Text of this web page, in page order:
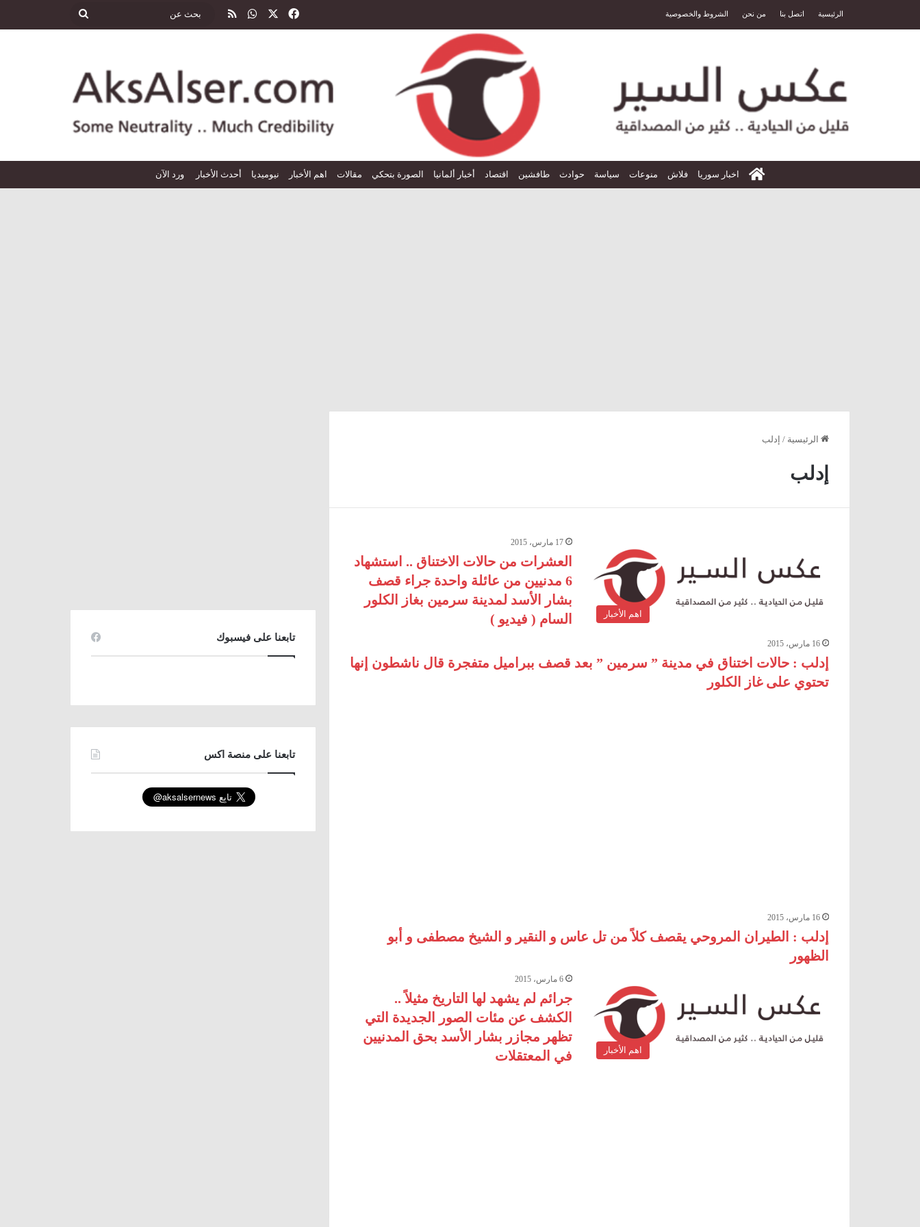
الرئيسية اتصل بنا من نحن الشروط والخصوصية فيسبوك واتسابملخص الموقع RSS بحث
الرئيسية
اخبار سوريا فلاش منوعات سياسة حوادث طافشين اقتصاد أخبار ألمانيا الصورة بتحكي مقالات اهم الأخبار نيوميديا أحدث الأخبار ورد الآن
الرئيسية / إدلب
إدلب
اهم الأخبار
17 مارس، 2015
العشرات من حالات الاختناق .. استشهاد
6 مدنيين من عائلة واحدة جراء قصف
بشار الأسد لمدينة سرمين بغاز الكلور
السام ( فيديو )
16 مارس، 2015
إدلب : حالات اختناق في مدينة ” سرمين ” بعد قصف ببراميل متفجرة قال ناشطون إنها
تحتوي على غاز الكلور
16 مارس، 2015
إدلب : الطيران المروحي يقصف كلاً من تل عاس و النقير و الشيخ مصطفى و أبو
الظهور
اهم الأخبار
6 مارس، 2015
جرائم لم يشهد لها التاريخ مثيلاً ..
الكشف عن مئات الصور الجديدة التي
تظهر مجازر بشار الأسد بحق المدنيين
في المعتقلات
تابعنا على فيسبوك
تابعنا على منصة اكس